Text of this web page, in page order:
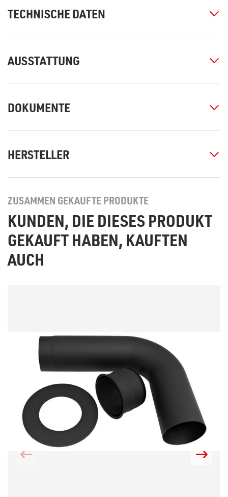
TECHNISCHE DATEN
AUSSTATTUNG
DOKUMENTE
HERSTELLER
ZUSAMMEN GEKAUFTE PRODUKTE
KUNDEN, DIE DIESES PRODUKT
GEKAUFT HABEN, KAUFTEN
AUCH